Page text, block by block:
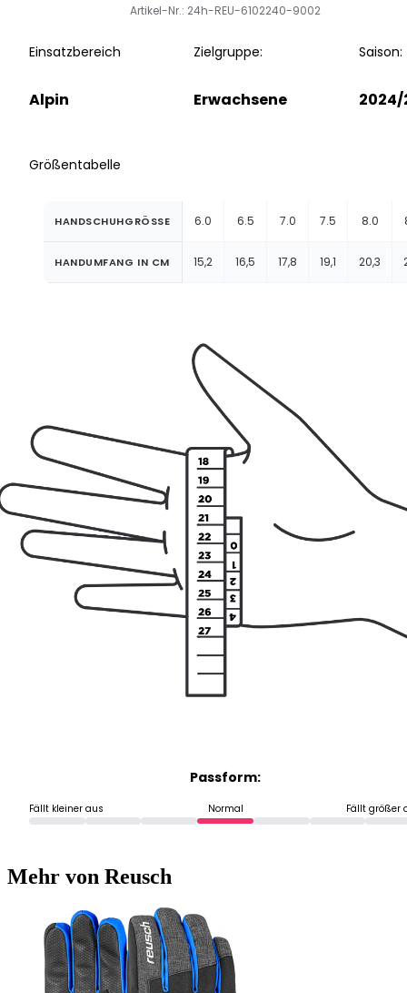
Artikel-Nr.: 24h-REU-6102240-9002
Einsatzbereich
Alpin
Zielgruppe:
Erwachsene
Saison:
2024/
Größentabelle
HANDSCHUHGRÖSSE 6.0 6.5 7.0 7.5 8.0
HANDUMFANG IN CM 15,2 16,5 17,8 19,1 20,3
Passform:
Fällt kleiner aus Normal Fällt größer
Mehr von Reusch